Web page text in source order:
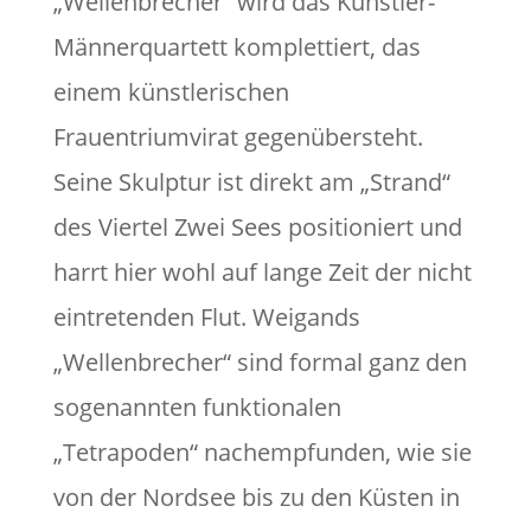
Männerquartett komplettiert, das
einem künstlerischen
Frauentriumvirat gegenübersteht.
Seine Skulptur ist direkt am „Strand“
des Viertel Zwei Sees positioniert und
harrt hier wohl auf lange Zeit der nicht
eintretenden Flut. Weigands
„Wellenbrecher“ sind formal ganz den
sogenannten funktionalen
„Tetrapoden“ nachempfunden, wie sie
von der Nordsee bis zu den Küsten in